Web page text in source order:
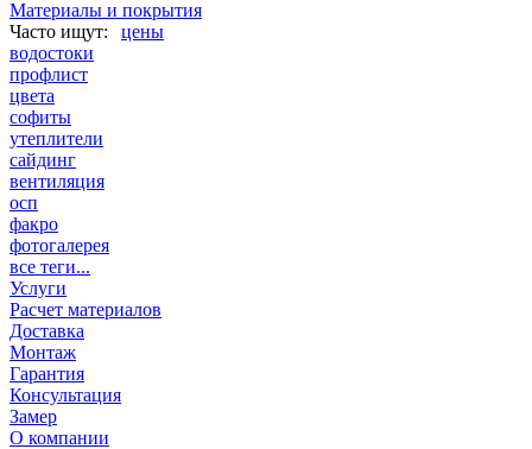
Материалы и покрытия
цены
водостоки
профлист
цвета
софиты
утеплители
сайдинг
вентиляция
осп
факро
фотогалерея
все теги...
Услуги
Расчет материалов
Доставка
Монтаж
Гарантия
Консультация
Замер
О компании